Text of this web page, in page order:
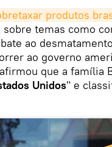
produtos
sobre temas como
ao
ao governo
que a família
Unidos" e